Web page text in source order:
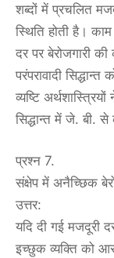
शब्दों में प्रचलित
स्थिति होती है।
दर पर बेरोजगारी
परंपरावादी
व्यष्टि
सिद्धान्त में जे. बी. से
प्रश्न 7.
संक्षेप में अनैच्छिक
उत्तर:
यदि दी गई मजदूरी
इच्छुक व्यक्ति को